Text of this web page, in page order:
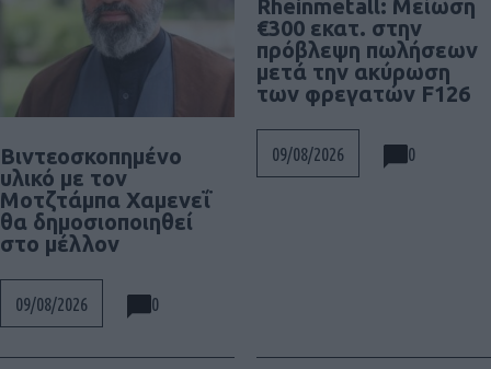
Βιντεοσκοπημένο
υλικό με τον
Μοτζτάμπα Χαμενεΐ
θα δημοσιοποιηθεί
στο μέλλον
09/08/2026 0
Rheinmetall: Μείωση
€300 εκατ. στην
πρόβλεψη πωλήσεων
μετά την ακύρωση
των φρεγατών F126
09/08/2026 0